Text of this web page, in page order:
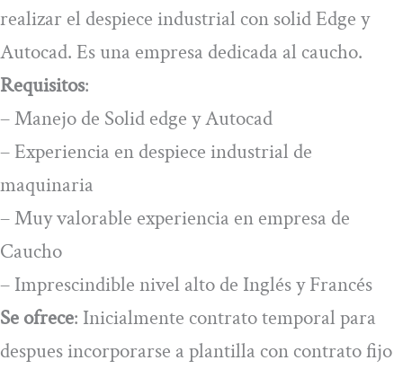
realizar el despiece industrial con solid Edge y
Autocad. Es una empresa dedicada al caucho.
Requisitos:
– Manejo de Solid edge y Autocad
– Experiencia en despiece industrial de
maquinaria
– Muy valorable experiencia en empresa de
Caucho
– Imprescindible nivel alto de Inglés y Francés
Se ofrece: Inicialmente contrato temporal para
despues incorporarse a plantilla con contrato fijo